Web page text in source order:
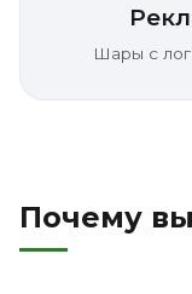
Шары с
Почему